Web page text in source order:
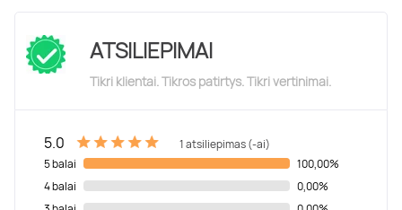
ATSILIEPIMAI
Tikri klientai. Tikros patirtys. Tikri vertinimai.
5.0
1 atsiliepimas (-ai)
5 balai
100,00%
4 balai
0,00%